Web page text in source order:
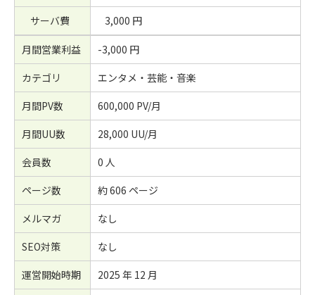
サーバ費
3,000 円
月間営業利益
-3,000 円
カテゴリ
エンタメ・芸能・音楽
月間PV数
600,000 PV/月
月間UU数
28,000 UU/月
会員数
0 人
ページ数
約 606 ページ
メルマガ
なし
SEO対策
なし
運営開始時期
2025 年 12 月